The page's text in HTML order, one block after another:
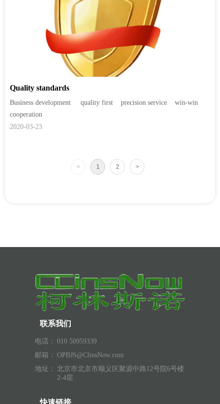
Quality standards
Business development quality first precision service win-win
cooperation
2020-03-23
< 1 2 >
快速链接
联系我们
电话：
010 50959339
邮箱：
OPBJS@ClinsNow.com
地址：
北京市北京市顺义区聚源中路12号院6号楼
2-4层